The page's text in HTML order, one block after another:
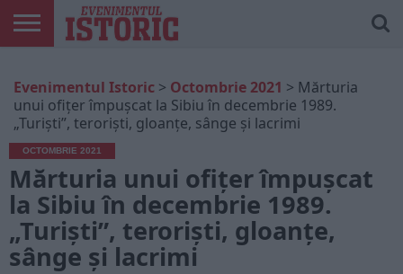
ONLINE
EDIȚII
TIPĂRITE
ISTORIC
PLAY
CONTUL
MEU
Evenimentul Istoric > Octombrie 2021 > Mărturia
unui ofițer împușcat la Sibiu în decembrie 1989.
„Turiști”, teroriști, gloanțe, sânge și lacrimi
OCTOMBRIE 2021
Mărturia unui ofițer împușcat
la Sibiu în decembrie 1989.
„Turiști”, teroriști, gloanțe,
sânge și lacrimi